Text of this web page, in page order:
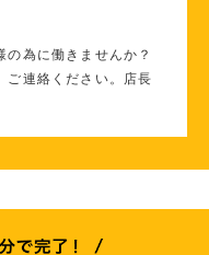
為に働きませんか？
ご連絡ください。店長